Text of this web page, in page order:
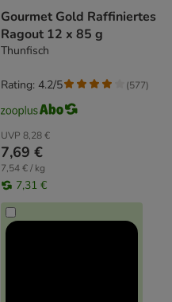
Gourmet Gold Raffiniertes
Ragout 12 x 85 g
Thunfisch
UVP 8,28 €
7,69 €
7,54 € / kg
7,31 €
Rating: 4.2/5 (577)